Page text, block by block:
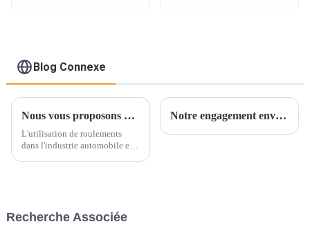
Blog Connexe
Nous vous proposons plus de roulements pour automobiles de haute qualité
L'utilisation de roulements
dans l'industrie automobile est
Notre engagement envers la qualité des roulements en Chine
Recherche Associée